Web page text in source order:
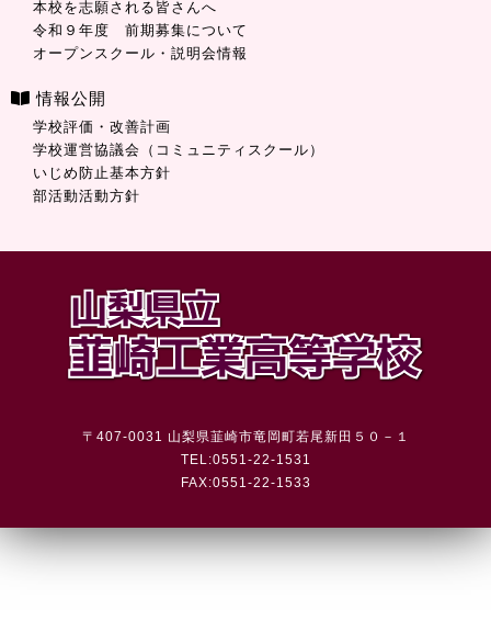
本校を志願される皆さんへ
令和９年度 前期募集について
オープンスクール・説明会情報
情報公開
学校評価・改善計画
学校運営協議会（コミュニティスクール）
いじめ防止基本方針
部活動活動方針
〒407-0031 山梨県韮崎市竜岡町若尾新田５０－１
TEL:0551-22-1531
FAX:0551-22-1533